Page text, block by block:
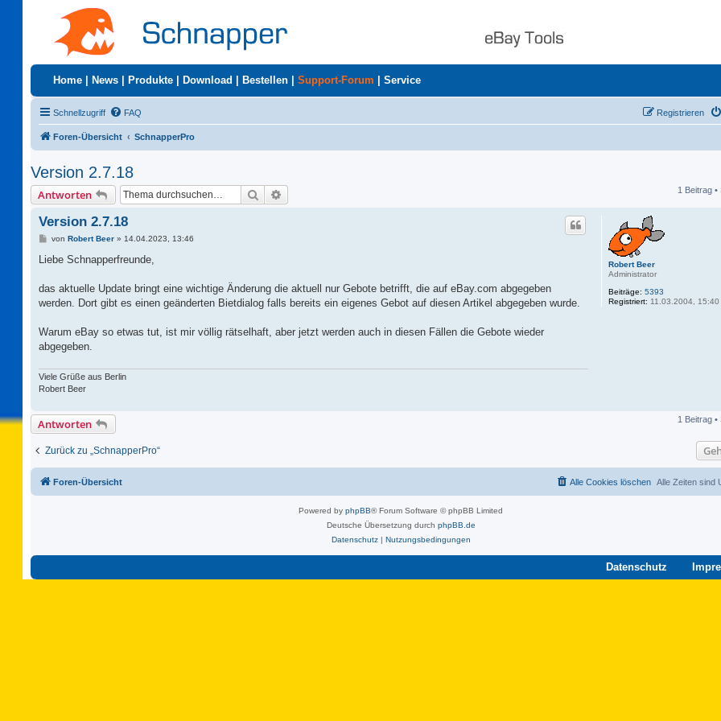
Home News Produkte Download Bestellen Support-Forum Service
Schnellzugriff FAQ Registrieren
Foren-Übersicht SchnapperPro
Version 2.7.18
Antworten Suche 1 Beitrag •
Robert Beer
Administrator
Beiträge: 5393
Registriert: 11.03.2004, 15:40
Version 2.7.18
B
i
a
von Robert Beer» 14.04.2023, 13:46
Liebe Schnapperfreunde,
das aktuelle Update bringt eine wichtige Änderung die aktuell nur Gebote betrifft, die auf eBay.com abgegeben
werden. Dort gibt es einen geänderten Bietdialog falls bereits ein eigenes Gebot auf diesen Artikel abgegeben wurde.
Warum eBay so etwas tut, ist mir völlig rätselhaft, aber jetzt werden auch in diesen Fällen die Gebote wieder
abgegeben.
Viele Grüße aus Berlin
Robert Beer
Antworten 1 Beitrag •
Zurück zu „SchnapperPro“
Foren-Übersicht Alle Zeiten sind
Alle Cookies löschen
Powered by phpBB® Forum Software © phpBB Limited
Deutsche Übersetzung durch phpBB.de
Datenschutz| Nutzungsbedingungen
Datenschutz